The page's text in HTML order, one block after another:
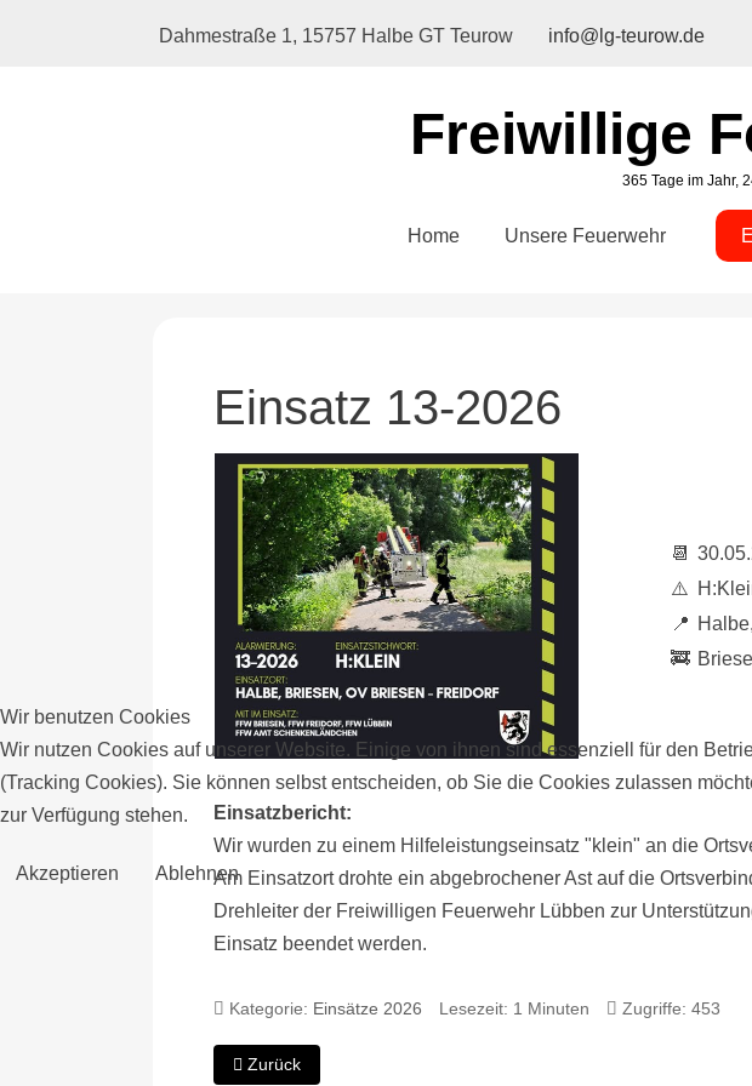
Dahmestraße 1, 15757 Halbe GT Teurow info@lg-teurow.de
Freiwillige
365 Tage im Jahr,
Home Unsere Feuerwehr
Einsatz 13-2026
📆
⚠️
📍
🚒
Einsatzbericht:
Wir wurden zu einem Hilfeleistungseinsatz "klein" an die
Am Einsatzort drohte ein abgebrochener Ast auf die
Drehleiter der Freiwilligen Feuerwehr Lübben zur
Einsatz beendet werden.
Kategorie: Einsätze 2026 Lesezeit: 1 Minuten Zugriffe: 453
Vorheriger Beitrag: Einsatz 14-2026
Zurück
Wir benutzen Cookies
Wir nutzen Cookies auf unserer Website. Einige von ihnen sind essenziell für den
(Tracking Cookies). Sie können selbst entscheiden, ob Sie die Cookies zulassen
zur Verfügung stehen.
Akzeptieren Ablehnen